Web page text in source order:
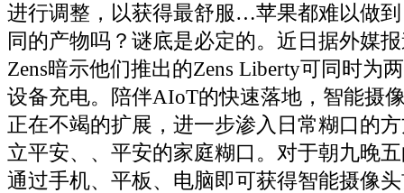
进行调整，以获得最舒服…苹果都难以做
同的产物吗？谜底是必定的。近日据外媒
Zens暗示他们推出的Zens Liberty可同时为
设备充电。陪伴AIoT的快速落地，智能摄
正在不竭的扩展，进一步渗入日常糊口的
立平安、、平安的家庭糊口。对于朝九晚
通过手机、平板、电脑即可获得智能摄像